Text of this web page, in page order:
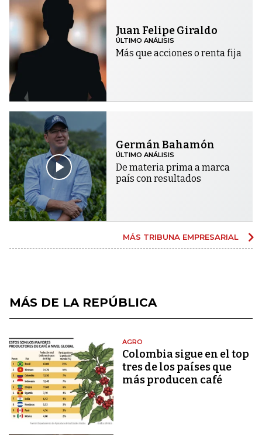
Juan Felipe Giraldo
ÚLTIMO ANÁLISIS
Más que acciones o renta fija
Germán Bahamón
ÚLTIMO ANÁLISIS
De materia prima a marca
país con resultados
MÁS TRIBUNA EMPRESARIAL
MÁS DE LA REPÚBLICA
AGRO
Colombia sigue en el top
tres de los países que
más producen café